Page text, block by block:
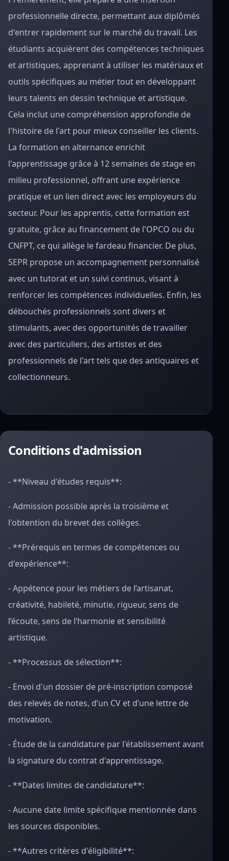
professionnelle directe, permettant aux diplômés
d'entrer rapidement sur le marché du travail. Les
étudiants acquièrent des compétences techniques
et artistiques, apprenant à utiliser les matériaux et
outils spécifiques au métier tout en développant
leurs talents en dessin technique et artistique.
Cela inclut une compréhension approfondie de
l'histoire de l'art pour mieux conseiller les clients.
La formation en alternance enrichit
l'apprentissage grâce à 12 semaines de stage en
milieu professionnel, offrant une expérience
pratique et un lien direct avec les employeurs du
secteur. Pour les apprentis, cette formation est
gratuite, grâce au financement de l'OPCO ou du
CNFPT, ce qui allège le fardeau financier. De plus,
SEPR propose un accompagnement personnalisé
avec un tutorat et un suivi continus, visant à
renforcer les compétences individuelles. Enfin, les
débouchés professionnels sont divers et
stimulants, avec des opportunités de travailler
avec des particuliers, des artistes et des
professionnels de l'art tels que des antiquaires et
collectionneurs.
Conditions d'admission
- **Niveau d'études requis**:
- Admission possible après la troisième et
l'obtention du brevet des collèges.
- **Prérequis en termes de compétences ou
d'expérience**:
- Appétence pour les métiers de l’artisanat,
créativité, habileté, minutie, rigueur, sens de
l’écoute, sens de l’harmonie et sensibilité
artistique.
- **Processus de sélection**:
- Envoi d'un dossier de pré-inscription composé
des relevés de notes, d’un CV et d’une lettre de
motivation.
- Étude de la candidature par l'établissement avant
la signature du contrat d'apprentissage.
- **Dates limites de candidature**:
- Aucune date limite spécifique mentionnée dans
les sources disponibles.
- **Autres critères d'éligibilité**: